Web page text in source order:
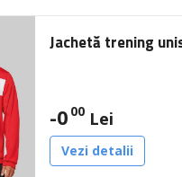
Jachetă trening
-0 00 Lei
Vezi detalii